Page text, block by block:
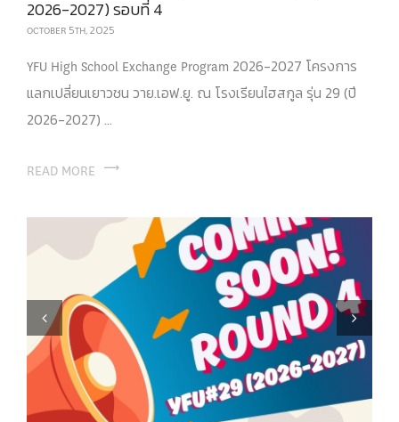
2026-2027) รอบที่ 4
OCTOBER 5TH, 2025
YFU High School Exchange Program 2026-2027 โครงการ
แลกเปลี่ยนเยาวชน วาย.เอฟ.ยู. ณ โรงเรียนไฮสกูล รุ่น 29 (ปี
2026-2027) ...
READ MORE
Previous Next